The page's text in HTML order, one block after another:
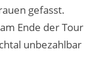
gefasst.
Ende der Tour
unbezahlbar